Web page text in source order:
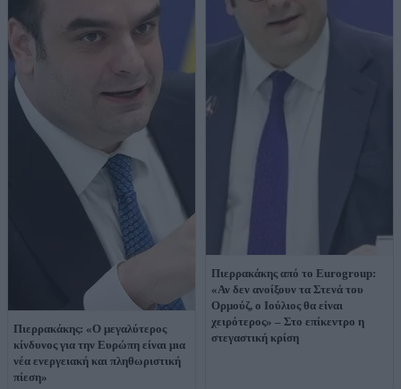
Πιερρακάκης: «Ο μεγαλύτερος
κίνδυνος για την Ευρώπη είναι μια
νέα ενεργειακή και πληθωριστική
πίεση»
Πιερρακάκης από το Eurogroup:
«Αν δεν ανοίξουν τα Στενά του
Ορμούζ, ο Ιούλιος θα είναι
χειρότερος» – Στο επίκεντρο η
στεγαστική κρίση